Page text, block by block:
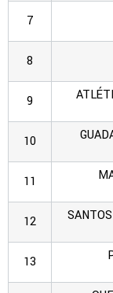
7
8
9
10
11
12
13